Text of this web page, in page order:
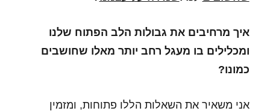
איך מרחיבים את גבולות הלב הפתוח שלנו
ומכלילים בו מעגל רחב יותר מאלו שחושבים
כמונו?
אני משאיר את השאלות הללו פתוחות, ומזמין